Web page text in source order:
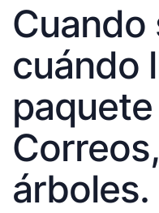
Cuando
cuándo
árboles.